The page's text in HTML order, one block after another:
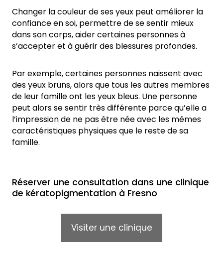
Changer la couleur de ses yeux peut améliorer la
confiance en soi, permettre de se sentir mieux
dans son corps, aider certaines personnes à
s’accepter et à guérir des blessures profondes.
Par exemple, certaines personnes naissent avec
des yeux bruns, alors que tous les autres membres
de leur famille ont les yeux bleus. Une personne
peut alors se sentir très différente parce qu’elle a
l’impression de ne pas être née avec les mêmes
caractéristiques physiques que le reste de sa
famille.
Réserver une consultation dans une clinique
de kératopigmentation à Fresno
Visiter une clinique